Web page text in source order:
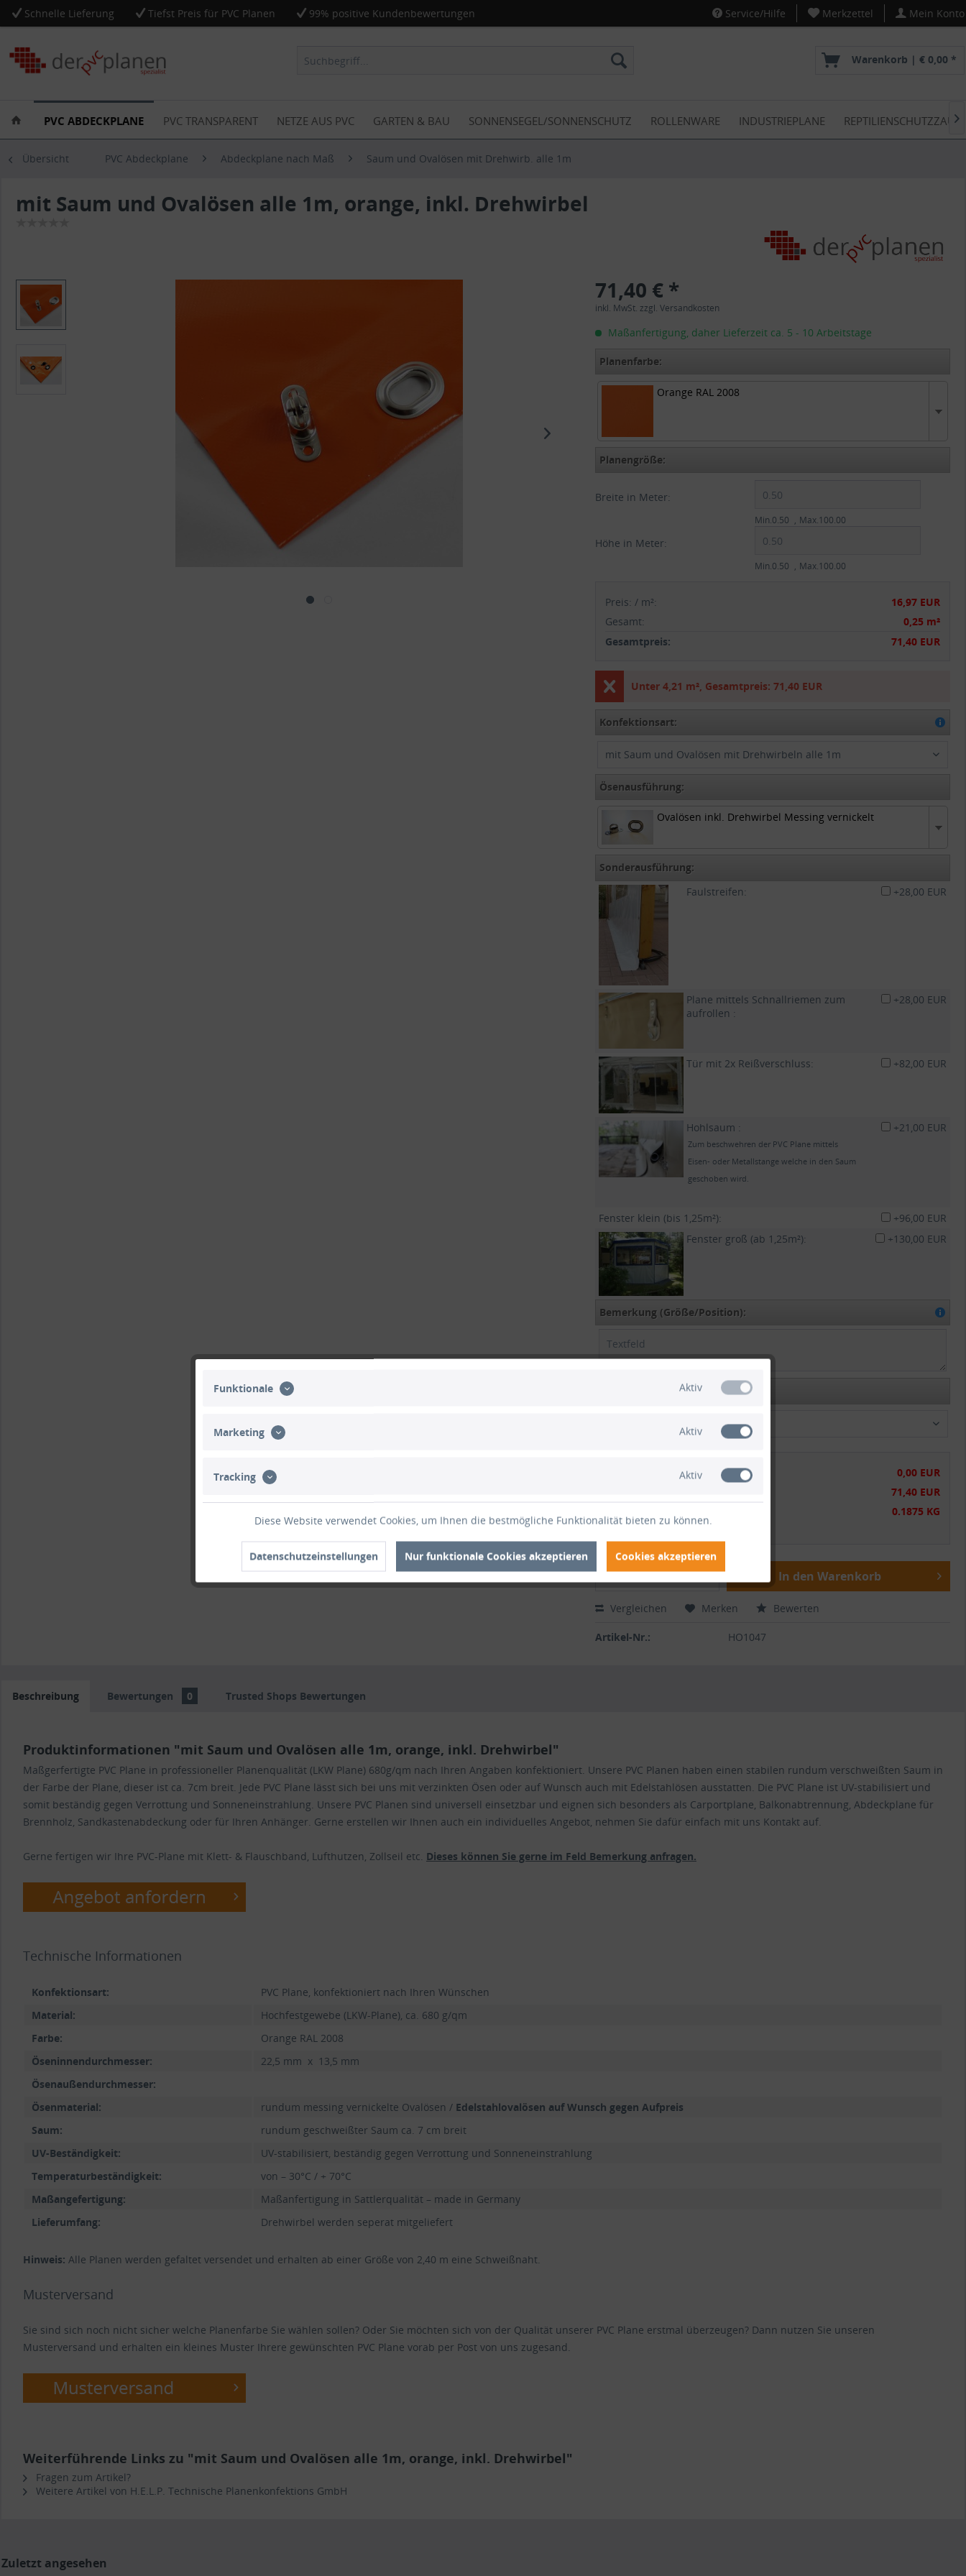
Schnelle Lieferung Tiefst Preis für PVC Planen 99% positive Kundenbewertungen Service/Hilfe Merkzettel Mein Konto
Warenkorb | € 0,00 *
PVC ABDECKPLANE PVC TRANSPARENT NETZE AUS PVC GARTEN & BAU SONNENSEGEL/SONNENSCHUTZ ROLLENWARE INDUSTRIEPLANE 
Übersicht PVC Abdeckplane Abdeckplane nach Maß Saum und Ovalösen mit Drehwirb. alle 1m
mit Saum und Ovalösen alle 1m, orange, inkl. Drehwirbel
71,40 € *
inkl. MwSt. zzgl. Versandkosten
Maßanfertigung, daher Lieferzeit ca. 5 - 10 Arbeitstage
Planenfarbe:
Orange RAL 2008Orange RAL 2008
Planengröße:
Breite in Meter:
Min.0.50 Max.100.00
Höhe in Meter:
Min.0.50 Max.100.00
Preis: / m²:
16,97 EUR
Gesamt:
0,25 m²
Gesamtpreis:
71,40 EUR
Unter 4,21 m², Gesamtpreis: 71,40 EUR
Konfektionsart:
mit Saum und Ovalösen mit Drehwirbeln alle 1m
Ösenausführung:
Ovalösen inkl. Drehwirbel Messing vernickelt
Ovalösen inkl. Drehwirbel Messing vernickelt
Sonderausführung:
Faulstreifen:
+28,00 EUR
Plane mittels Schnallriemen zum
aufrollen :
+28,00 EUR
Tür mit 2x Reißverschluss: +82,00 EUR
Hohlsaum :
Zum beschwehren der PVC Plane mittels
Eisen- oder Metallstange welche in den Saum
geschoben wird.
+21,00 EUR
Fenster klein (bis 1,25m²):
+96,00 EUR
Fenster groß (ab 1,25m²):
+130,00 EUR
Bemerkung (Größe/Position):
gefaltet versenden
Zwischensumme:
0,00 EUR
71,40 EUR
0.1875 KG
inkl. MwSt.zzgl. Versandkosten
1 In den Warenkorb
Vergleichen Merken Bewerten
Artikel-Nr.: HO1047
Beschreibung Bewertungen 0 Trusted Shops Bewertungen
Produktinformationen "mit Saum und Ovalösen alle 1m, orange, inkl. Drehwirbel"
Maßgerfertigte PVC Plane in professioneller Planenqualität (LKW Plane) 680g/qm nach Ihren Angaben konfektioniert. Unsere PVC Planen haben einen stabilen rundum verschweißten Saum in
der Farbe der Plane, dieser ist ca. 7cm breit. Jede PVC Plane lässt sich bei uns mit verzinkten Ösen oder auf Wunsch auch mit Edelstahlösen ausstatten. Die PVC Plane ist UV-stabilisiert und
somit beständig gegen Verrottung und Sonneneinstrahlung. Unsere PVC Planen sind universell einsetzbar und eignen sich besonders als Carportplane, Balkonabtrennung, Abdeckplane für
Brennholz, Sandkastenabdeckung oder für Ihren Anhänger. Gerne erstellen wir Ihnen auch ein individuelles Angebot, nehmen Sie dafür einfach mit uns Kontakt auf.
Gerne fertigen wir Ihre PVC-Plane mit Klett- & Flauschband, Lufthutzen, Zollseil etc. Dieses können Sie gerne im Feld Bemerkung anfragen.
Technische Informationen
Konfektionsart:
PVC Plane, konfektioniert nach Ihren Wünschen
Material:
Hochfestgewebe (LKW-Plane), ca. 680 g/qm
Farbe:
Orange RAL 2008
Öseninnendurchmesser:
22,5 mm x 13,5 mm
Ösenaußendurchmesser:
Ösenmaterial:
rundum messing vernickelte Ovalösen / Edelstahlovalösen auf Wunsch gegen Aufpreis
Saum:
rundum geschweißter Saum ca. 7 cm breit
UV-Beständigkeit:
UV-stabilisiert, beständig gegen Verrottung und Sonneneinstrahlung
Temperaturbeständigkeit:
von – 30°C / + 70°C
Maßangefertigung:
Maßanfertigung in Sattlerqualität – made in Germany
Lieferumfang:
Drehwirbel werden seperat mitgeliefert
Hinweis: Alle Planen werden gefaltet versendet und erhalten ab einer Größe von 2,40 m eine Schweißnaht.
Musterversand
Sie sind sich noch nicht sicher welche Planenfarbe Sie wählen sollen? Oder Sie möchten sich von der Qualität unserer PVC Plane erstmal überzeugen? Dann nutzen Sie unseren
Musterversand und erhalten ein kleines Muster Ihrere gewünschten PVC Plane vorab per Post von uns zugesand.
Weiterführende Links zu "mit Saum und Ovalösen alle 1m, orange, inkl. Drehwirbel"
Fragen zum Artikel?
Weitere Artikel von H.E.L.P. Technische Planenkonfektions GmbH
Zuletzt angesehen
Funktionale Aktiv
Marketing Aktiv
Tracking Aktiv
Diese Website verwendet Cookies, um Ihnen die bestmögliche Funktionalität bieten zu können.
Datenschutzeinstellungen Nur funktionale Cookies akzeptieren Cookies akzeptieren